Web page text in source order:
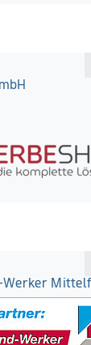
Werker